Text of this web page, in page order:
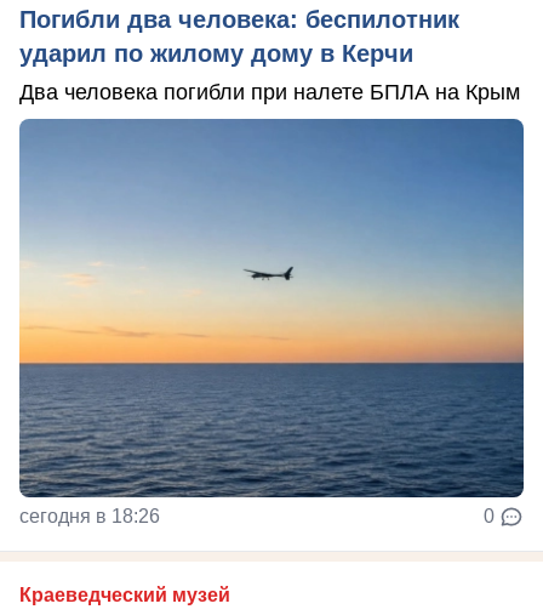
Погибли два человека: беспилотник
ударил по жилому дому в Керчи
Два человека погибли при налете БПЛА на Крым
сегодня в 18:26 0
Краеведческий музей